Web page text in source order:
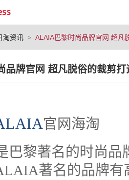
淘资讯 > ALAIA巴黎时尚品牌官网 超凡
品牌官网 超凡脱俗的裁剪
官网海淘
黎著名的时尚品
著名的品牌有